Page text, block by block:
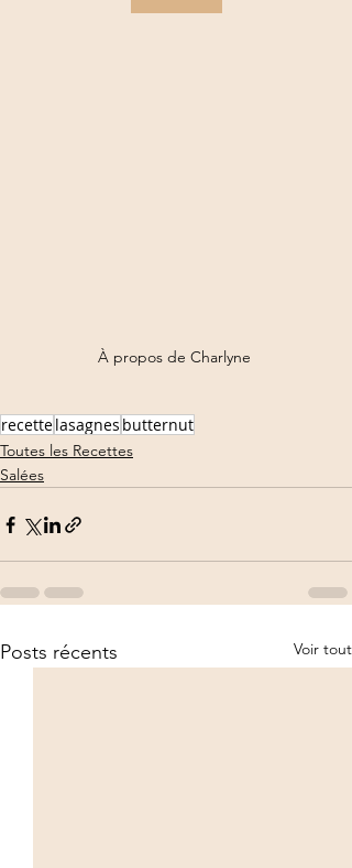
À propos de Charlyne
recettelasagnes butternut
Toutes les Recettes
Salées
Posts récents Voir tout